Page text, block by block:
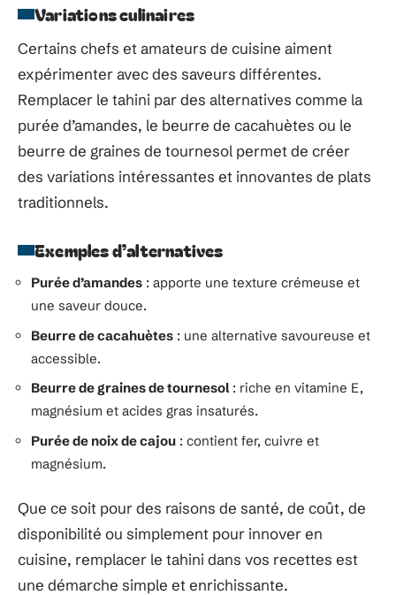
Variations culinaires
Certains chefs et amateurs de cuisine aiment
expérimenter avec des saveurs différentes.
Remplacer le tahini par des alternatives comme la
purée d’amandes, le beurre de cacahuètes ou le
beurre de graines de tournesol permet de créer
des variations intéressantes et innovantes de plats
traditionnels.
Exemples d’alternatives
Purée d’amandes : apporte une texture crémeuse et
une saveur douce.
Beurre de cacahuètes : une alternative savoureuse et
accessible.
Beurre de graines de tournesol: riche en vitamine E,
magnésium et acides gras insaturés.
Purée de noix de cajou : contient fer, cuivre et
magnésium.
Que ce soit pour des raisons de santé, de coût, de
disponibilité ou simplement pour innover en
cuisine, remplacer le tahini dans vos recettes est
une démarche simple et enrichissante.